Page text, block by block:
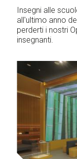
Insegni alle
all'ultimo anno
perderti i nostri
insegnanti.